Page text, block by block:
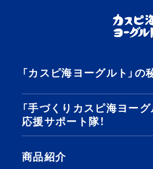
「カスピ海ヨーグルト」の
とろ～りまろやか「カ
できるまで
「カスピ海ヨーグルト」
「手づくりカスピ海ヨーグ
応援サポート隊！
基本的な作り方
商品紹介